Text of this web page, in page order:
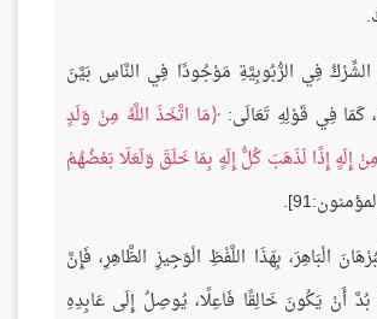
الشِّرْكُ فِي الرُّبُوبِيَّةِ مَوْجُودًا فِي النَّاسِ بَيَّنَ
كَمَا فِي قَوْلِهِ تَعَالَى: مَا اتَّخَذَ اللَّهُ مِنْ وَلَدٍ
إِلَهٍ إِذًا لَذَهَبَ كُلُّ إِلَهٍ بِمَا خَلَقَ وَلَعَلَا بَعْضُهُمْ
الْبَاهِرَ، بِهَذَا اللَّفْظِ الْوَجِيزِ الظَّاهِرِ، فَإِنَّ
بُدَّ أَنْ يَكُونَ خَالِقًا فَاعِلًا، يُوصِلُ إِلَى عَابِدِهِ